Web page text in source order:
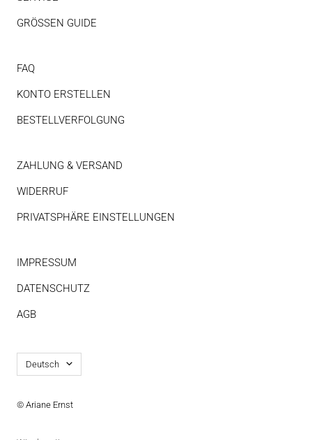
GRÖSSEN GUIDE
FAQ
KONTO ERSTELLEN
BESTELLVERFOLGUNG
ZAHLUNG & VERSAND
WIDERRUF
PRIVATSPHÄRE EINSTELLUNGEN
IMPRESSUM
DATENSCHUTZ
AGB
Sprache
Deutsch
© Ariane Ernst